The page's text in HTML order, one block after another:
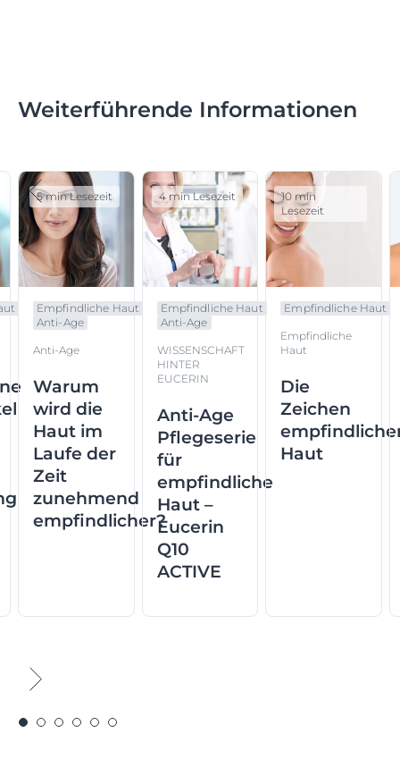
Weiterführende Informationen
Empfindliche Haut
Anti-Age
Anti-Age
Warum
wird die
Haut im
Laufe der
Zeit
zunehmend
empfindlicher?
5 min Lesezeit
Empfindliche Haut
Anti-Age
WISSENSCHAFT
HINTER
EUCERIN
Anti-Age
Pflegeserie
für
empfindliche
Haut –
Eucerin
Q10
ACTIVE
4 min Lesezeit
Empfindliche Haut
Empfindliche
Haut
Die
Zeichen
Haut
10 min
Lesezeit